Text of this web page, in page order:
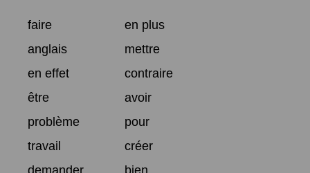
faire
en plus
anglais
mettre
en effet
contraire
être
avoir
problème
pour
travail
créer